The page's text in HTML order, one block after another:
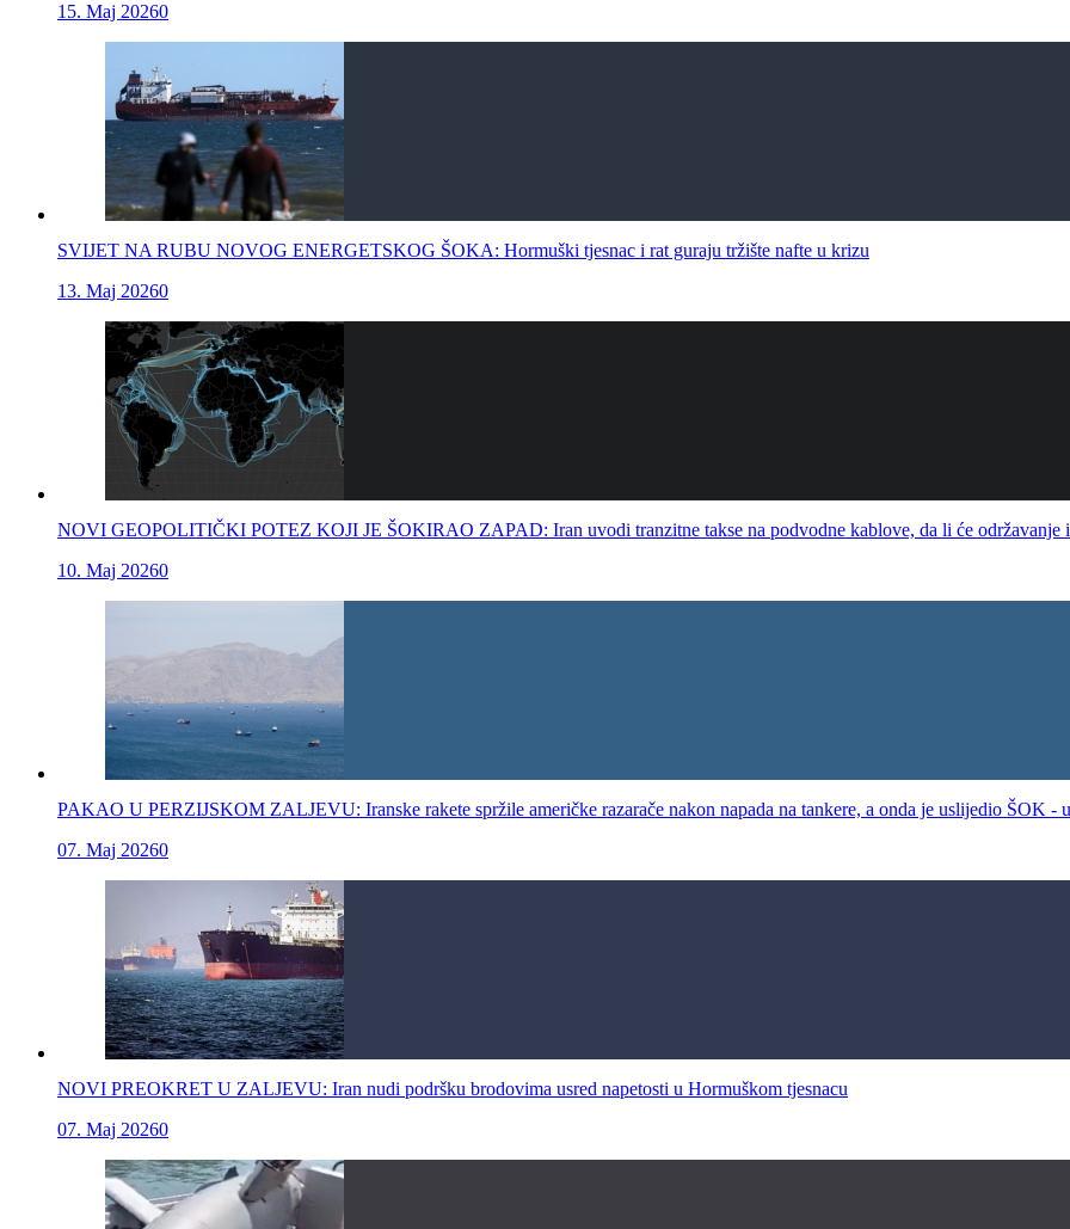
15. Maj 20260
SVIJET NA RUBU NOVOG ENERGETSKOG ŠOKA: Hormuški tjesnac i rat guraju tržište nafte u krizu
13. Maj 20260
NOVI GEOPOLITIČKI POTEZ KOJI JE ŠOKIRAO ZAPAD: Iran uvodi tranzitne takse na podvodne kablove, da li će održavanje
10. Maj 20260
PAKAO U PERZIJSKOM ZALJEVU: Iranske rakete spržile američke razarače nakon napada na tankere, a onda je uslijedio ŠOK -
07. Maj 20260
NOVI PREOKRET U ZALJEVU: Iran nudi podršku brodovima usred napetosti u Hormuškom tjesnacu
07. Maj 20260